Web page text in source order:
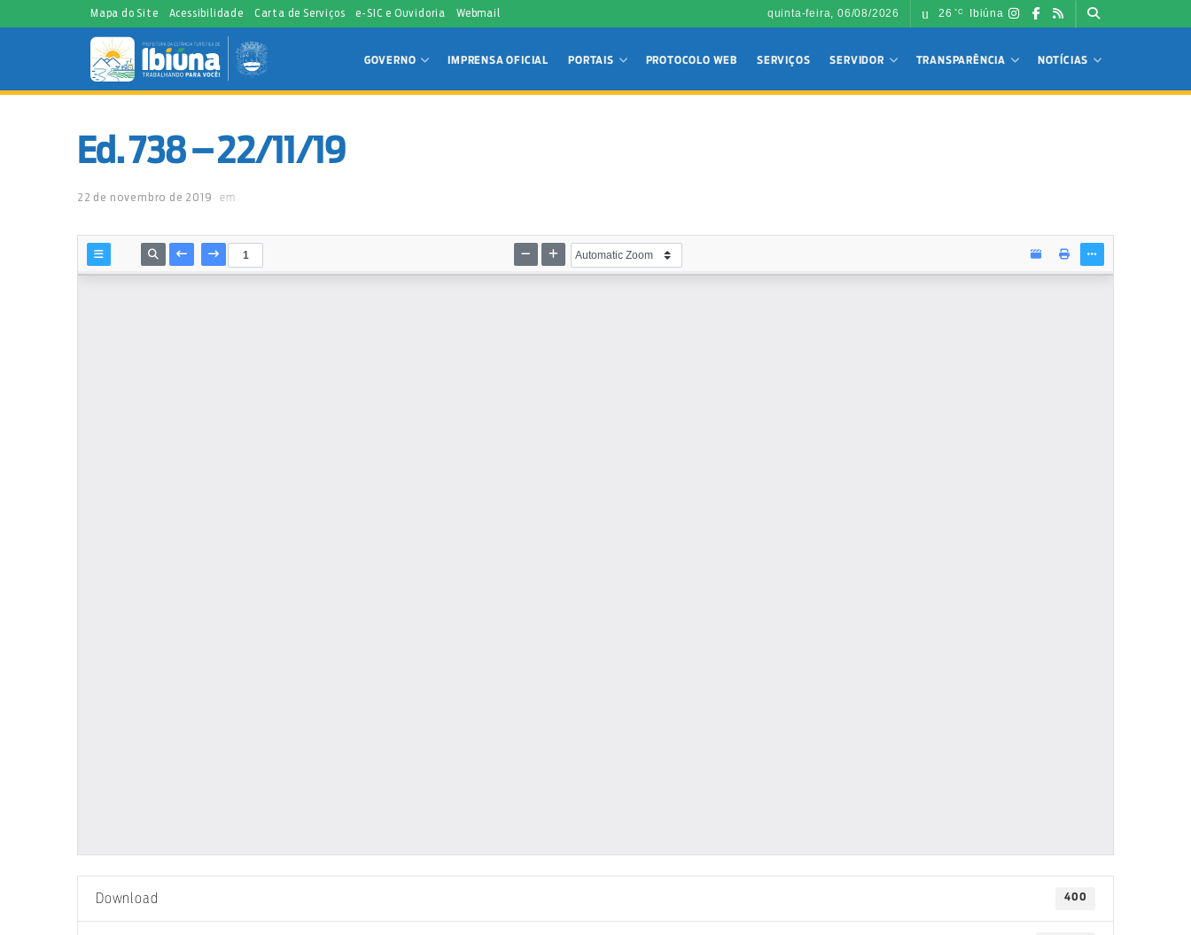
Mapa do Site Acessibilidade Carta de Serviços e-SIC e Ouvidoria Webmail quinta-feira, 06/08/2026 26 °C Ibiúna
GOVERNO IMPRENSA OFICIAL PORTAIS PROTOCOLO WEB SERVIÇOS SERVIDOR TRANSPARÊNCIA NOTÍCIAS
Ed. 738 – 22/11/19
22 de novembro de 2019 em
Download 400